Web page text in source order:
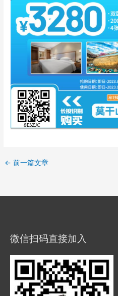
← 前一篇文章
微信扫码直接加入